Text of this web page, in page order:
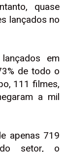
quase
lançados no
em
de todo o
111 filmes,
a mil
apenas 719
do setor, o